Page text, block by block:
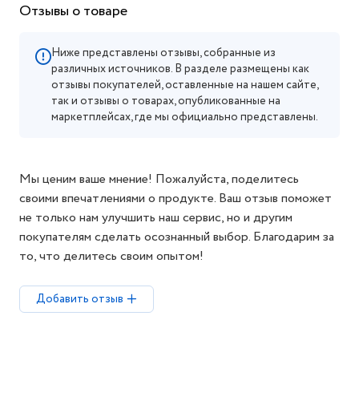
Отзывы о товаре
Ниже представлены отзывы, собранные из
различных источников. В разделе размещены как
отзывы покупателей, оставленные на нашем сайте,
так и отзывы о товарах, опубликованные на
маркетплейсах, где мы официально представлены.
Мы ценим ваше мнение! Пожалуйста, поделитесь
своими впечатлениями о продукте. Ваш отзыв поможет
не только нам улучшить наш сервис, но и другим
покупателям сделать осознанный выбор. Благодарим за
то, что делитесь своим опытом!
Добавить отзыв